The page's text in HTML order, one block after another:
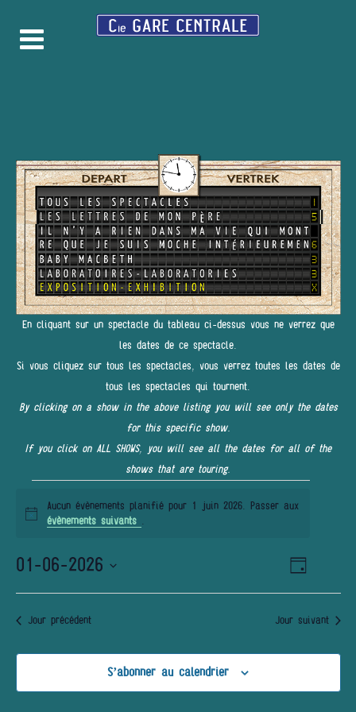
En cliquant sur un spectacle du tableau ci-dessus vous ne verrez que
les dates de ce spectacle.
Si vous cliquez sur tous les spectacles, vous verrez toutes les dates de
tous les spectacles qui tournent.
By clicking on a show in the above listing you will see only the dates
for this specific show.
If you click on ALL SHOWS, you will see all the dates for all of the
shows that are touring.
Évènements
for
1
2026
Notice
Aucun évènements planifié pour 1 juin 2026. Passer aux
évènements suivants .
PAR
vues
Jour
01-06-2026
Jour précédent Jour suivant
S’abonner au calendrier